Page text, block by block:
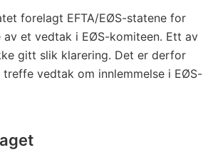
forelagt EFTA/EØS-statene for
et vedtak i EØS-komiteen. Ett av
gitt slik klarering. Det er derfor
vedtak om innlemmelse i EØS-